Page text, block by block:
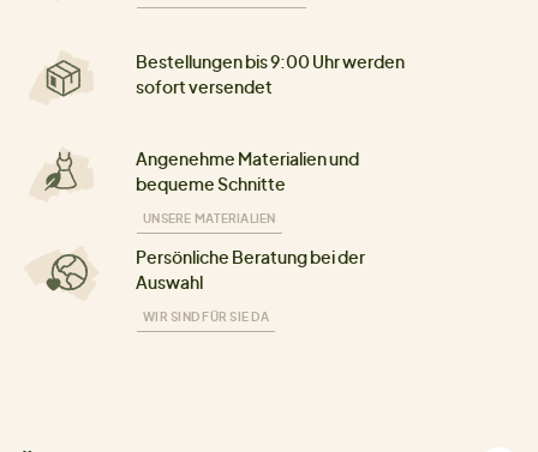
Bestellungen bis 9:00 Uhr werden
sofort versendet
Angenehme Materialien und
bequeme Schnitte
UNSERE MATERIALIEN
Persönliche Beratung bei der
Auswahl
WIR SIND FÜR SIE DA